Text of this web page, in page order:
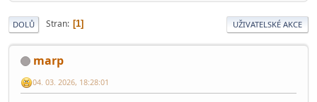
DOLŮ Stran 1 UŽIVATELSKÉ AKCE
marp
04. 03. 2026, 18:28:01